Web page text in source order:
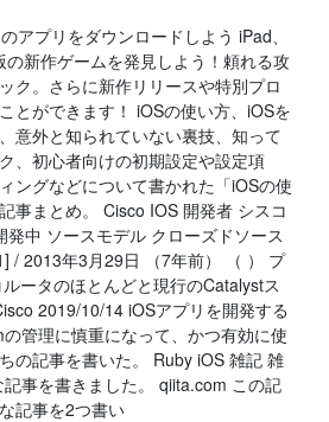
アプリをダウンロードしよう iPad、
新作ゲームを発見しよう！頼れる攻
ク。さらに新作リリースや特別プロ
とができます！ iOSの使い方、iOSを
意外と知られていない裏技、知って
、初心者向けの初期設定や設定項
ングなどについて書かれた「iOSの使
事まとめ。 Cisco IOS 開発者 シスコ
発中 ソースモデル クローズドソース
/ 2013年3月29日 （7年前） （ ） プ
ータのほとんどと現行のCatalystス
2019/10/14 iOSアプリを開発する
管理に慎重になって、かつ有効に使
の記事を書いた。 Ruby iOS 雑記 雑
事を書きました。 qiita.com この記
記事を2つ書い